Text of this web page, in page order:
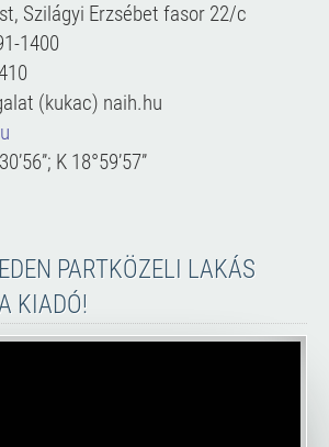
Szilágyi Erzsébet fasor 22/c
1400
(kukac) naih.hu
K 18°59’57”
PARTKÖZELI LAKÁS
KIADÓ!